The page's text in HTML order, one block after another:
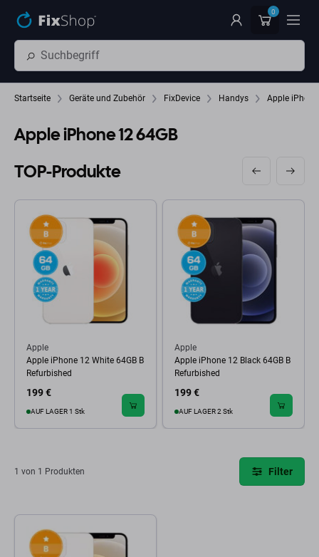
0
Startseite Geräte und Zubehör FixDevice Handys Apple
Apple iPhone 12 64GB
TOP-Produkte
Apple
Apple iPhone 12 White 64GB B
Refurbished
199 €
AUF LAGER 1 Stk
Apple
Apple iPhone 12 Black 64GB B
Refurbished
199 €
AUF LAGER 2 Stk
1 von 1 Produkten Filter